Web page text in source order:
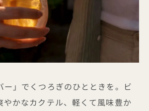
ー」でくつろぎのひとときを。ビ
やかなカクテル、軽くて風味豊か